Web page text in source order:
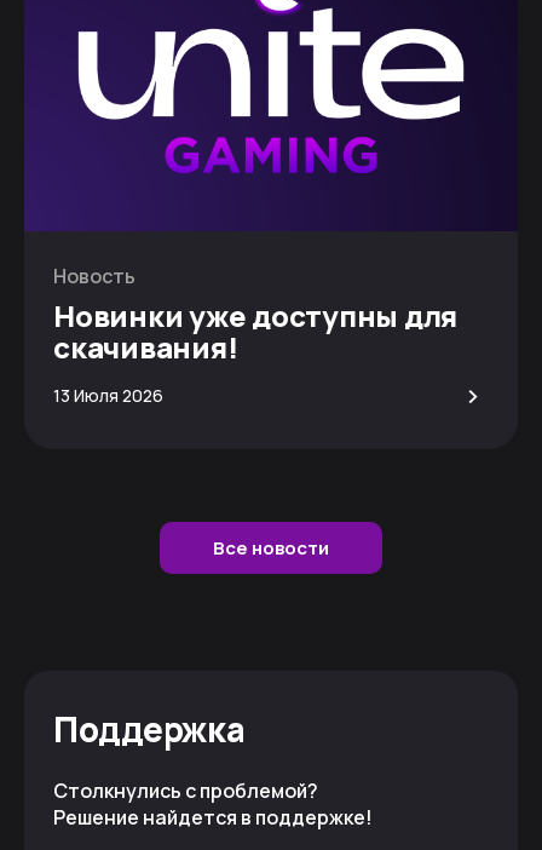
Новость
Новинки уже доступны для
скачивания!
13 Июля 2026 >
Все новости
Поддержка
Столкнулись с проблемой?
Решение найдется в поддержке!